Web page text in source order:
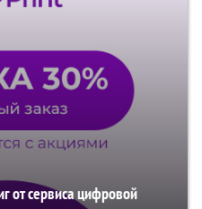
от сервиса цифровой